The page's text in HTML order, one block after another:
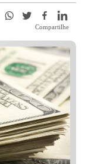
Compartilhe